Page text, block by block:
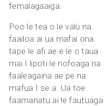
femalagaaiga.
Poo le tea o le valu na
faailoa ai ua mafai ona
tape le afi ae e le o taua
mai I lipoti le nofoaga na
faaleagaina ae pe na
mafua I se a. Ua toe
faamanatu ai le fautuaga